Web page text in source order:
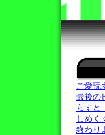
ご愛読
最後の
らすと
しめく
終わり